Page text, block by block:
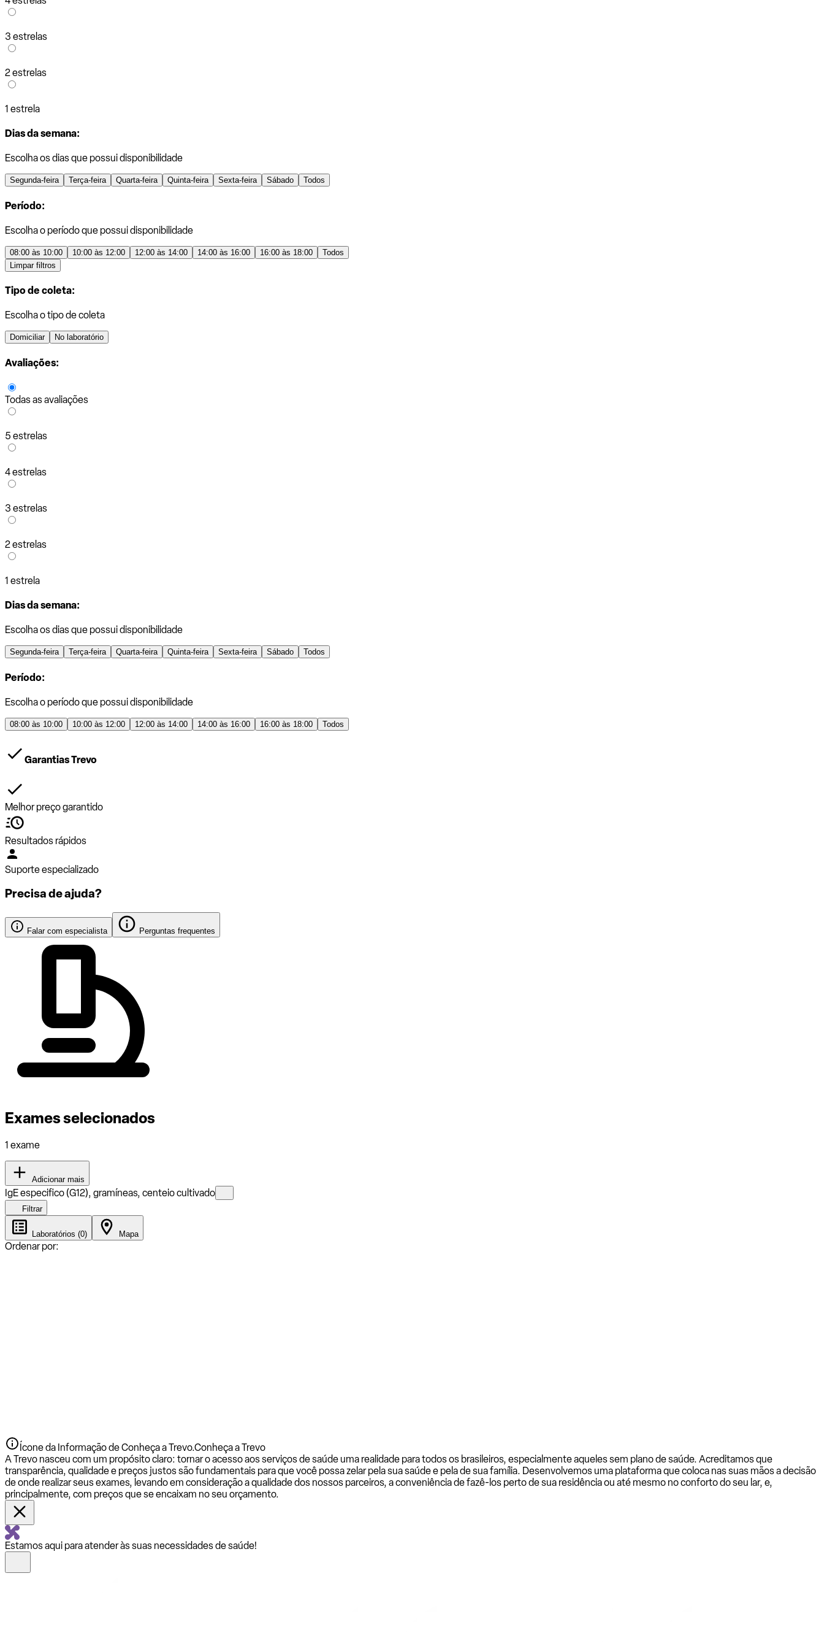
3 estrelas
2 estrelas
1 estrela
Dias da semana:
Escolha os dias que possui disponibilidade
Segunda-feira Terça-feira Quarta-feira Quinta-feira Sexta-feira Sábado Todos
Período:
Escolha o período que possui disponibilidade
08:00 às 10:00 10:00 às 12:00 12:00 às 14:00 14:00 às 16:00 16:00 às 18:00
Todos
Limpar filtros
Tipo de coleta:
Escolha o tipo de coleta
Domiciliar No laboratório
Avaliações:
Todas as avaliações
5 estrelas
4 estrelas
3 estrelas
2 estrelas
1 estrela
Dias da semana:
Escolha os dias que possui disponibilidade
Segunda-feira Terça-feira Quarta-feira Quinta-feira Sexta-feira Sábado Todos
Período:
Escolha o período que possui disponibilidade
08:00 às 10:00 10:00 às 12:00 12:00 às 14:00 14:00 às 16:00 16:00 às 18:00 Todos
Garantias Trevo
Melhor preço garantido
Resultados rápidos
Suporte especializado
Precisa de ajuda?
Falar com especialista Perguntas frequentes
Exames selecionados
1 exame
Adicionar mais
IgE especifico (G12), gramíneas, centeio cultivado
Filtrar
Laboratórios (0) Mapa
Ordenar por:
Ícone da Informação de Conheça a Trevo.Conheça a Trevo
A Trevo nasceu com um propósito claro: tornar o acesso aos serviços de saúde uma realidade para todos os brasileiros, especialmente aqueles sem plano de saúde. Acreditamos que
transparência, qualidade e preços justos são fundamentais para que você possa zelar pela sua saúde e pela de sua família. Desenvolvemos uma plataforma que coloca nas suas mãos a decisão
de onde realizar seus exames, levando em consideração a qualidade dos nossos parceiros, a conveniência de fazê-los perto de sua residência ou até mesmo no conforto do seu lar, e,
principalmente, com preços que se encaixam no seu orçamento.
Estamos aqui para atender às suas necessidades de saúde!